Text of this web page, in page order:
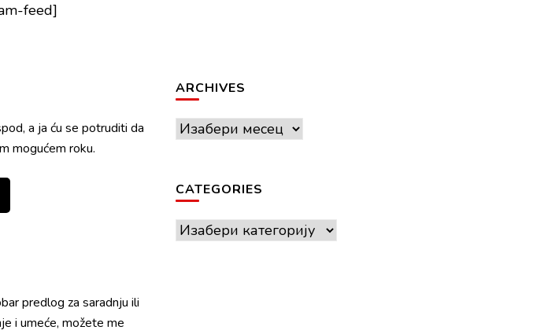
feed]
a ja ću se potruditi da
mogućem roku.
predlog za saradnju ili
i umeće, možete me
ARCHIVES
Archives
CATEGORIES
Categories